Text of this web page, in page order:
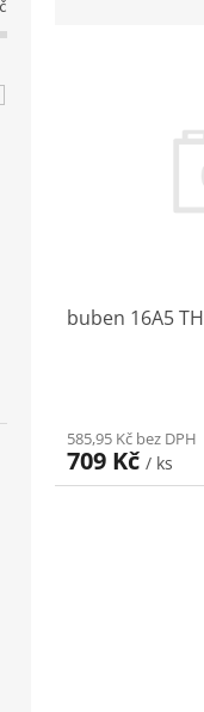
buben 16A5 TH
585,95 Kč bez DPH
709 Kč / ks